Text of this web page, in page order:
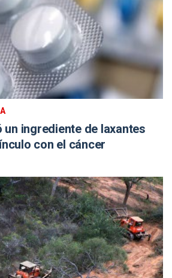
ingrediente de laxantes
con el cáncer